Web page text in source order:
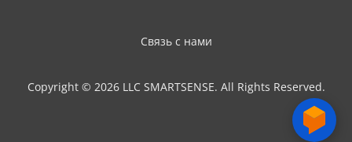
Связь с нами
Copyright © 2026 LLC SMARTSENSE. All Rights Reserved.